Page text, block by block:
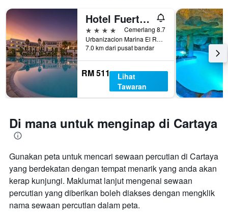
Hotel Fuerte El Rompido
4 bintang
Cemerlang 8.7
Urbanizacion Marina El Rompido, Carretera H-4111 Kilometro 8, Cartaya, Andalusia, Sepanyol
7.0 km dari pusat bandar
RM 511
Lihat
Tawaran
Di mana untuk menginap di Cartaya
Gunakan peta untuk mencari sewaan percutian di Cartaya
yang berdekatan dengan tempat menarik yang anda akan
kerap kunjungi. Maklumat lanjut mengenai sewaan
percutian yang diberikan boleh diakses dengan mengklik
nama sewaan percutian dalam peta.